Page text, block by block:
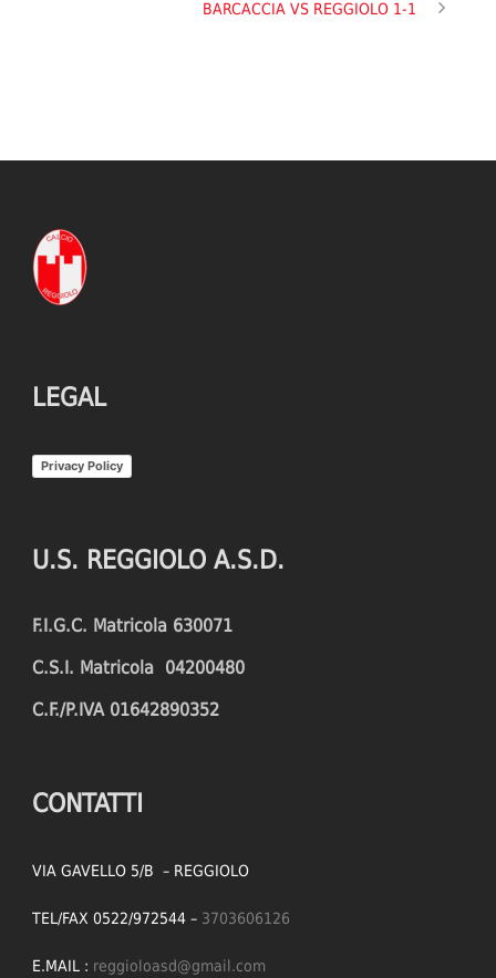
BARCACCIA VS REGGIOLO 1-1
LEGAL
Privacy Policy
U.S. REGGIOLO A.S.D.
F.I.G.C. Matricola 630071
C.S.I. Matricola 04200480
C.F./P.IVA 01642890352
CONTATTI
VIA GAVELLO 5/B – REGGIOLO
TEL/FAX 0522/972544 – 3703606126
E.MAIL : reggioloasd@gmail.com